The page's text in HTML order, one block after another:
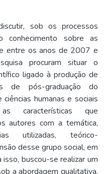
sob os processos
conhecimento sobre as
entre os anos de 2007 e
procuram situar o
ligado à produção de
de pós-graduação do
humanas e sociais
as características que
autores com a temática,
utilizadas, teórico-
desse grupo social, em
isso, buscou-se realizar um
a abordagem qualitativa,